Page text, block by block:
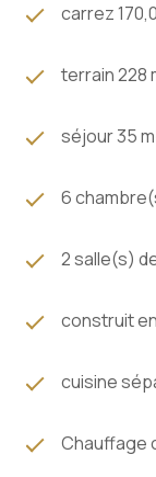
HESTIA
Estimation
carrez
terrain 228
séjour 35
6
2 salle(s)
construit
cuisine
Chauffage